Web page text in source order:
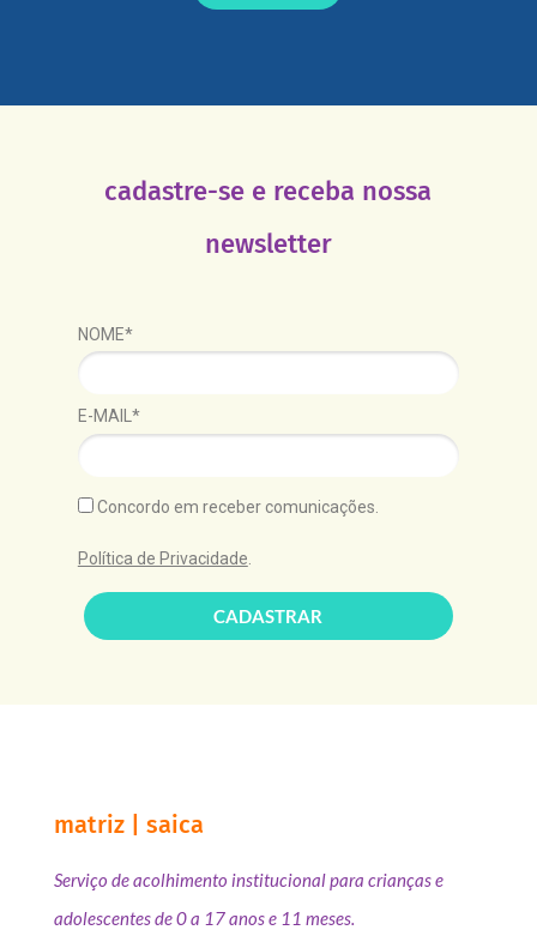
cadastre-se e receba nossa
newsletter
NOME*
E-MAIL*
Concordo em receber comunicações.
Política de Privacidade
CADASTRAR
matriz | saica
Serviço de acolhimento institucional para crianças e
adolescentes de 0 a 17 anos e 11 meses.